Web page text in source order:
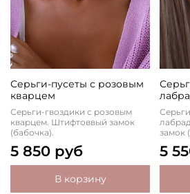
Серьги-пусеты с розовым
кварцем
Серьги-гвоздики с розовым
кварцем. Штифтоввый замок
(бабочка).
5 850 руб
В корзину
замок
5